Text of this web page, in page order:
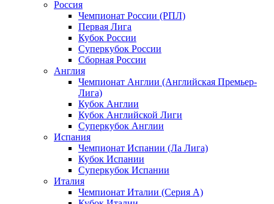
Россия
Чемпионат России (РПЛ)
Первая Лига
Кубок России
Суперкубок России
Сборная России
Англия
Чемпионат Англии (Английская Премьер-
Лига)
Кубок Англии
Кубок Английской Лиги
Суперкубок Англии
Испания
Чемпионат Испании (Ла Лига)
Кубок Испании
Суперкубок Испании
Италия
Чемпионат Италии (Серия А)